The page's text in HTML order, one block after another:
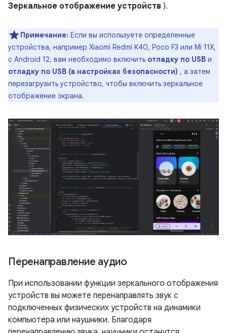
Зеркальное отображение устройств ).
Примечание: Если вы используете определенные
устройства, например Xiaomi Redmi K40, Poco F3 или Mi 11X,
с Android 12, вам необходимо включить отладку по USB и
отладку по USB (в настройках безопасности) , а затем
перезагрузить устройство, чтобы включить зеркальное
отображение экрана.
Перенаправление аудио
При использовании функции зеркального отображения
устройств вы можете перенаправлять звук с
подключенных физических устройств на динамики
компьютера или наушники. Благодаря